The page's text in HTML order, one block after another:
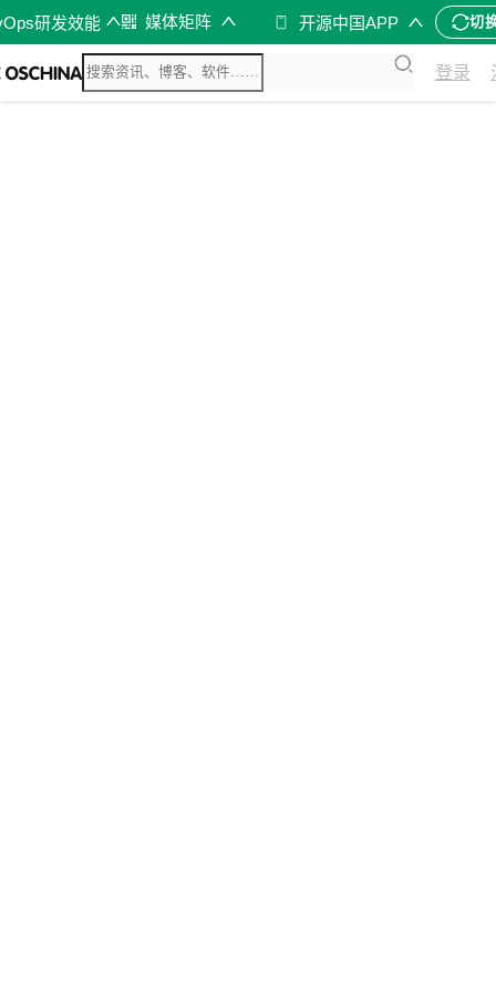
研发效能 媒体矩阵 开源中国APP 切
登录